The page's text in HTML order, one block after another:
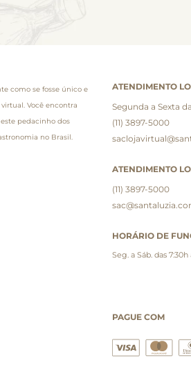
como se fosse único e
Você encontra
pedacinho dos
no Brasil.
ATENDIMENTO
Segunda a Sexta
(11) 3897-5000
ATENDIMENTO
(11) 3897-5000
HORÁRIO DE
Seg. a Sáb. das 7:30h
PAGUE COM